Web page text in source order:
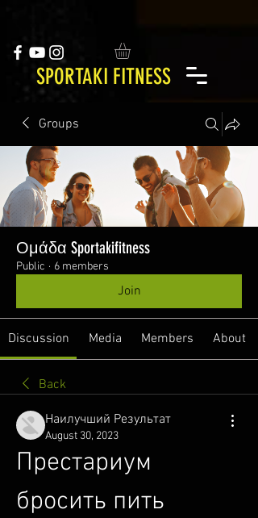
SPORTAKI FITNESS
Groups
Ομάδα Sportakifitness
Public · 6 members
Join
Discussion Media Members About
Back
Наилучший Результат
August 30, 2023
Престариум
бросить пить